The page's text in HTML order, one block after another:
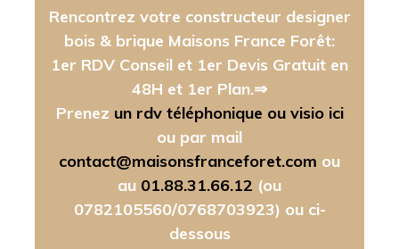
Rencontrez votre constructeur designer
bois & brique Maisons France Forêt:
1er RDV Conseil et 1er Devis Gratuit en
48H et 1er Plan.⇒
Prenez un rdv téléphonique ou visio ici
ou par mail
contact@maisonsfranceforet.com ou
au 01.88.31.66.12 (ou
0782105560/0768703923) ou ci-
dessous